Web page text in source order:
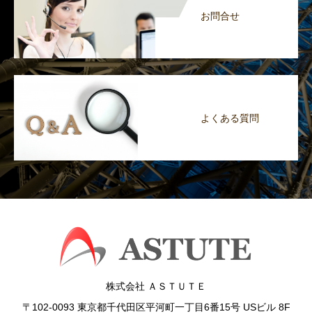
お問合せ
よくある質問
株式会社 ＡＳＴＵＴＥ
〒102-0093 東京都千代田区平河町一丁目6番15号 USビル 8F